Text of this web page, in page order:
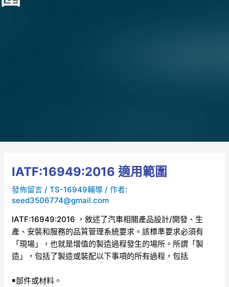
IATF:16949:2016 適用範圍
發佈留言 /TS-16949輔導 / 作者:
seed3506774@gmail.com
IATF:16949:2016 ，敘述了汽車相關產品設計/開發、生
產、安裝和服務的品質管理系統要求。該標準要求必須有
「現場」，也就是增值的製造過程發生的場所。所謂「製
造」，包括了製造或裝配以下事項的所有過程，包括
￭部件或材料。